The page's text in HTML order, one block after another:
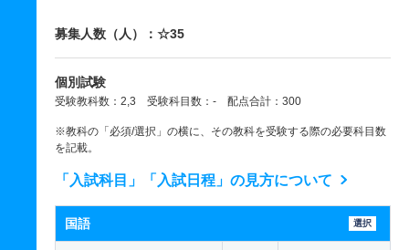
募集人数（人）：☆35
個別試験
受験教科数：2,3 受験科目数：- 配点合計：300
※教科の「必須/選択」の横に、その教科を受験する際の必要科目数
を記載。
「入試科目」「入試日程」の見方について
国語 選択